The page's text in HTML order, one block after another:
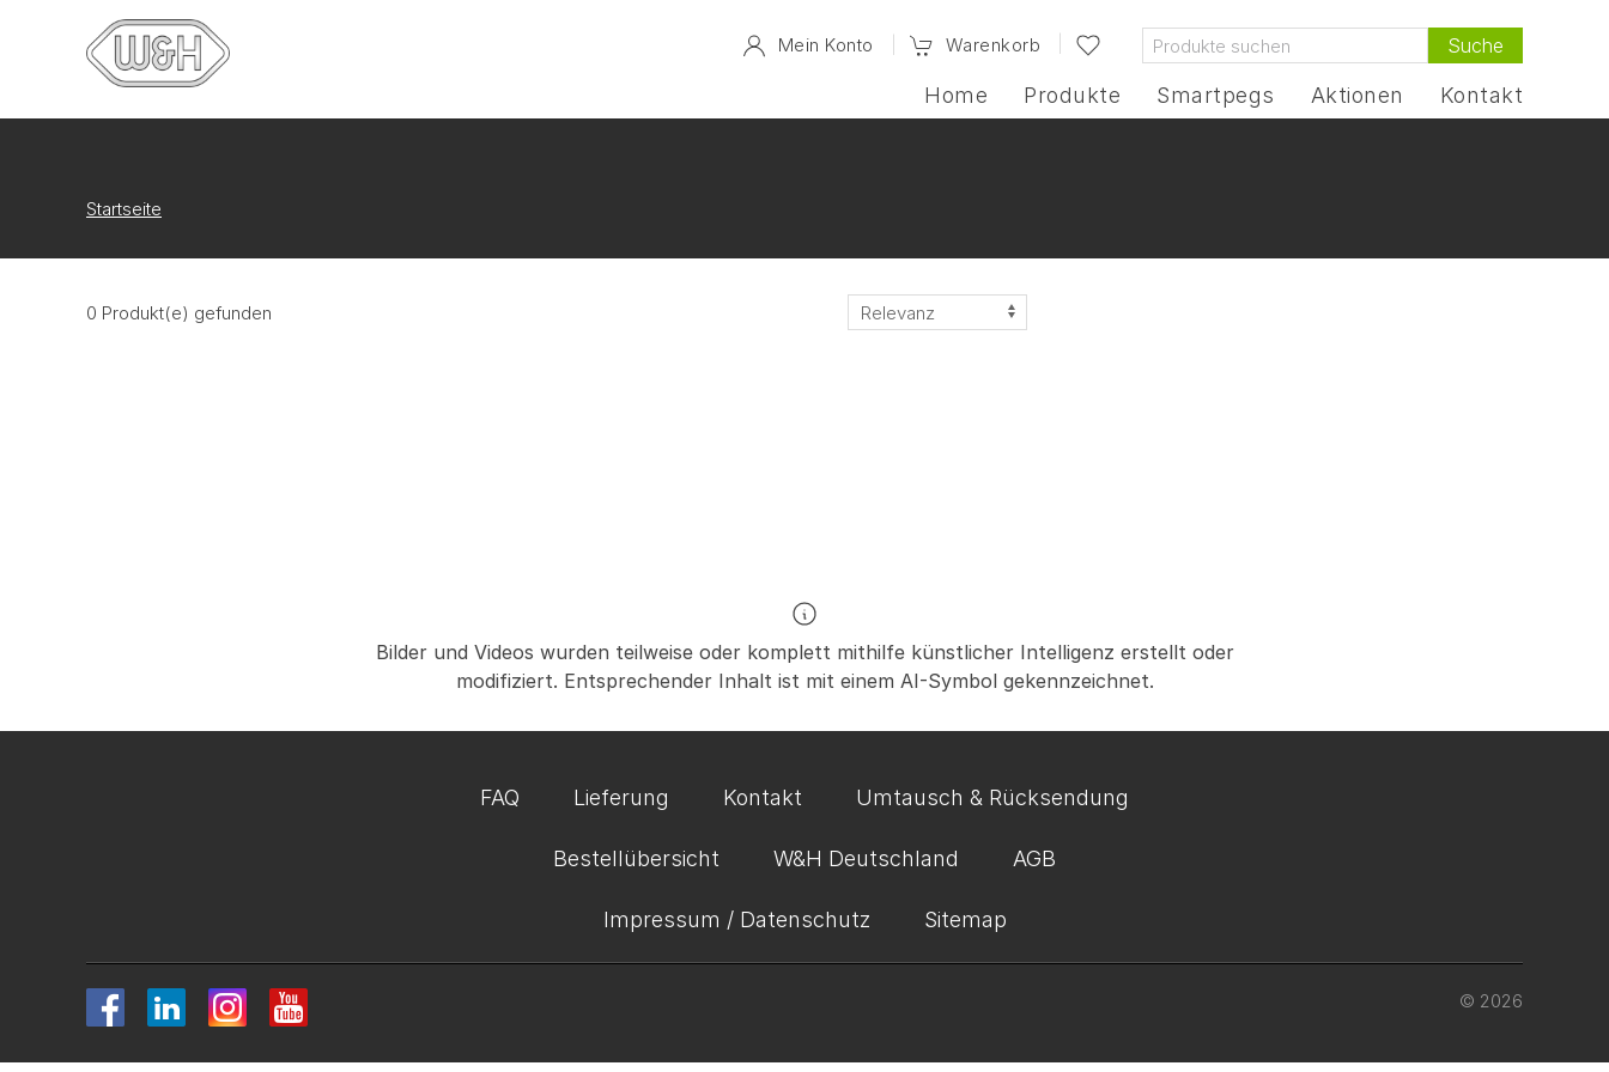
Mein Konto Warenkorb Suche
Home Produkte Smartpegs Aktionen Kontakt
Startseite
0 Produkt(e) gefunden
Bilder und Videos wurden teilweise oder komplett mithilfe künstlicher Intelligenz erstellt oder
modifiziert. Entsprechender Inhalt ist mit einem AI-Symbol gekennzeichnet.
FAQ Lieferung Kontakt Umtausch & Rücksendung
Bestellübersicht W&H Deutschland AGB
Impressum / Datenschutz Sitemap
© 2026